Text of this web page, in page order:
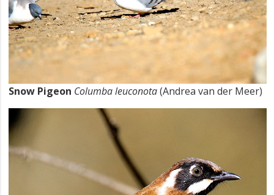
Snow Pigeon Columba leuconota(Andrea van der Meer)